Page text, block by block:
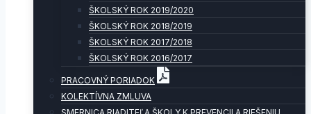
ŠKOLSKÝ ROK 2019/2020
ŠKOLSKÝ ROK 2018/2019
ŠKOLSKÝ ROK 2017/2018
ŠKOLSKÝ ROK 2016/2017
PRACOVNÝ PORIADOK
KOLEKTÍVNA ZMLUVA